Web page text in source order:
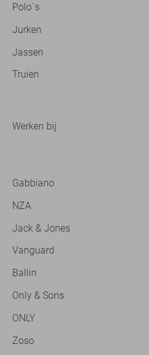
Polo`s
Jurken
Jassen
Truien
Werken bij
Gabbiano
NZA
Jack & Jones
Vanguard
Ballin
Only & Sons
ONLY
Zoso